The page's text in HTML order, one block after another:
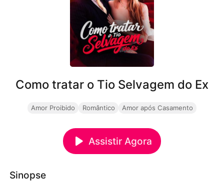
Como tratar o Tio Selvagem do Ex
Amor Proibido Romântico Amor após Casamento
Assistir Agora
Sinopse